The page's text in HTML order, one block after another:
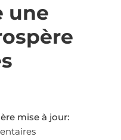
une
mise à jour: